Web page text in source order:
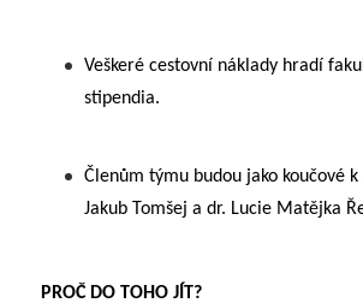
Veškeré cestovní náklady hradí
stipendia.
Členům týmu budou jako koučové k
Jakub Tomšej a dr. Lucie Matějka
PROČ DO TOHO JÍT?